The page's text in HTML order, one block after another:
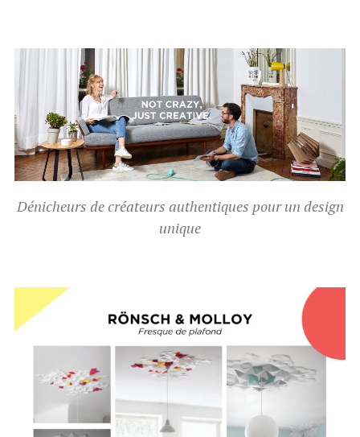
Dénicheurs de créateurs authentiques pour un design
unique